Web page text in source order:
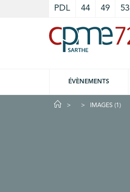
PDL 44 49 53
ÉVÈNEMENTS
IMAGES (1)
Cookies management panel